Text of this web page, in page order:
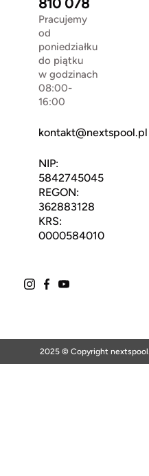
810 078
Pracujemy
od
poniedziałku
do piątku
w godzinach
08:00-
16:00
kontakt@nextspool.pl
NIP:
5842745045
REGON:
362883128
KRS:
0000584010